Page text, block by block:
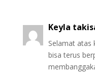
Keyla
Selamat atas
bisa terus